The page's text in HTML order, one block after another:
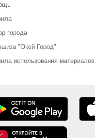
города
"Окей Город"
использования материалов